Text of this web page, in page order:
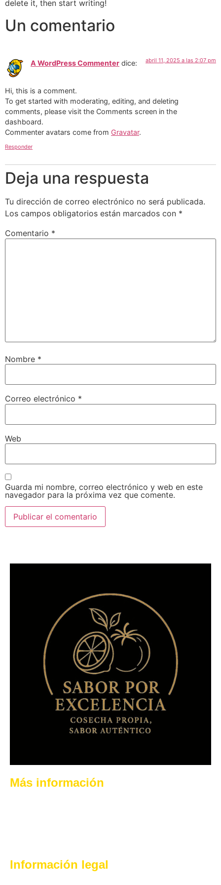
delete it, then start writing!
Un comentario
A WordPress Commenter dice: abril 11, 2025 a las 2:07 pm
Hi, this is a comment.
To get started with moderating, editing, and deleting
comments, please visit the Comments screen in the
dashboard.
Commenter avatars come from Gravatar.
Responder
Deja una respuesta
Tu dirección de correo electrónico no será publicada.
Los campos obligatorios están marcados con *
Comentario *
Nombre *
Correo electrónico *
Web
Guarda mi nombre, correo electrónico y web en este
navegador para la próxima vez que comente.
Más información
Información legal